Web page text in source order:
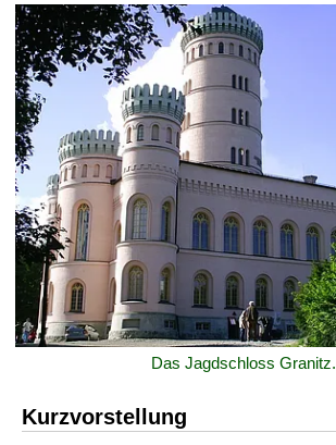
Das Jagdschloss Granitz.
Kurzvorstellung